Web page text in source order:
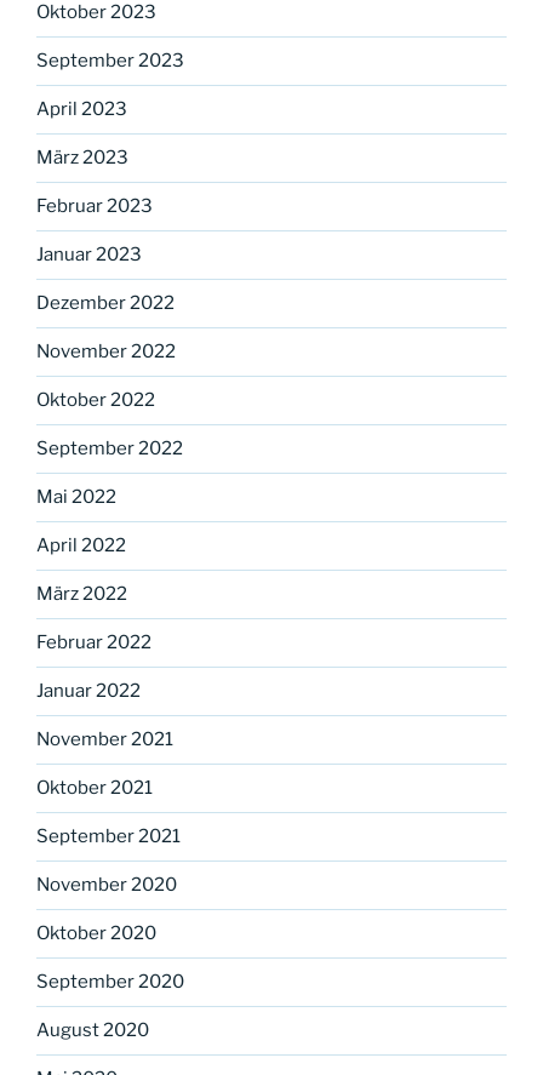
Oktober 2023
September 2023
April 2023
März 2023
Februar 2023
Januar 2023
Dezember 2022
November 2022
Oktober 2022
September 2022
Mai 2022
April 2022
März 2022
Februar 2022
Januar 2022
November 2021
Oktober 2021
September 2021
November 2020
Oktober 2020
September 2020
August 2020